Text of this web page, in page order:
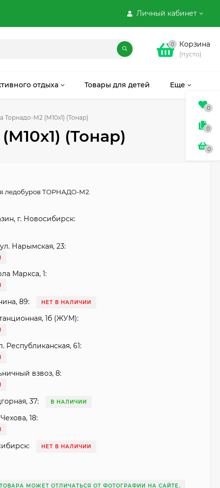
Личный кабинет
0 Корзина
(пусто)
отдыха Товары для детей Еще
Торнадо-М2 (М10х1) (Тонар)
(Тонар)
ледобуров ТОРНАДО-М2.
г. Новосибирск:
Нарымская, 23:
Маркса, 1:
89: НЕТ В НАЛИЧИИ
1б (ЖУМ):
Республиканская, 61:
взвоз, 8:
37: В НАЛИЧИИ
18:
НЕТ В НАЛИЧИИ
МОЖЕТ ОТЛИЧАТЬСЯ ОТ ФОТОГРАФИИ НА САЙТЕ.
0
0
0